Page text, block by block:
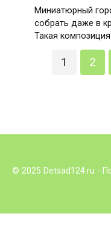
Миниатюрный
собрать даже в
Такая композиция
1 2
© 2025 Detsad124.ru -